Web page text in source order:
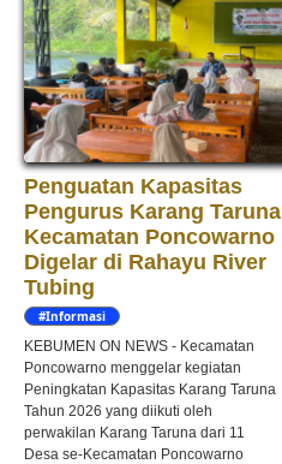
Penguatan Kapasitas
Pengurus Karang Taruna
Kecamatan Poncowarno
Digelar di Rahayu River
Tubing
#Informasi
KEBUMEN ON NEWS - Kecamatan
Poncowarno menggelar kegiatan
Peningkatan Kapasitas Karang Taruna
Tahun 2026 yang diikuti oleh
perwakilan Karang Taruna dari 11
Desa se-Kecamatan Poncowarno